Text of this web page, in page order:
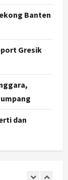
Banten
Gresik
dan
Murah
Pesan Ali